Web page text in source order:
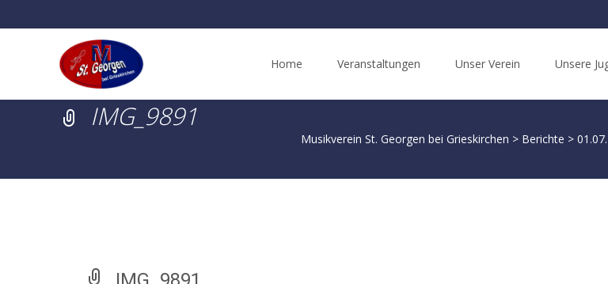
Home Veranstaltungen Unser Verein Unsere
IMG_9891
Musikverein St. Georgen bei Grieskirchen > Berichte >